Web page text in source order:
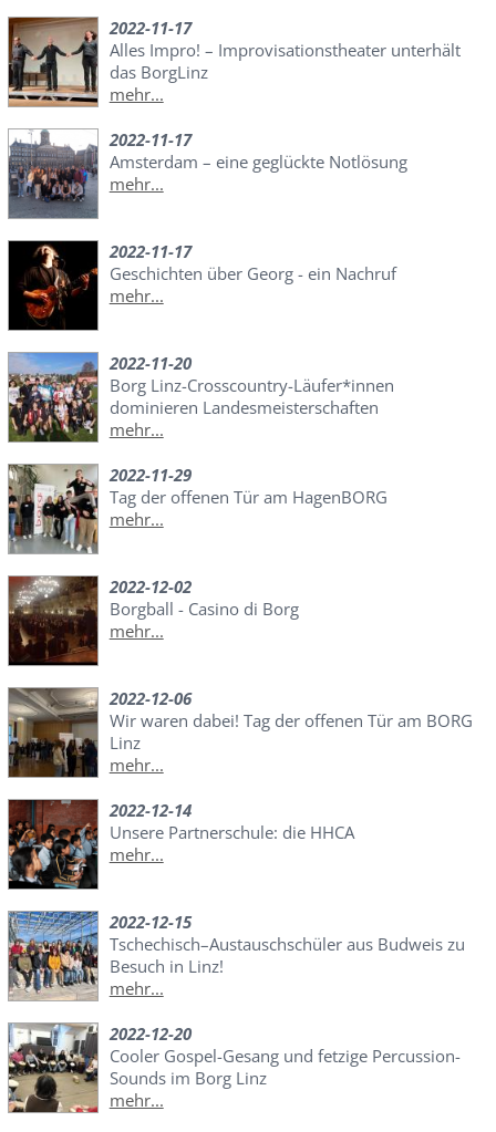
2022-11-17
Alles Impro! – Improvisationstheater unterhält
das BorgLinz
mehr...
2022-11-17
Amsterdam – eine geglückte Notlösung
mehr...
2022-11-17
Geschichten über Georg - ein Nachruf
mehr...
2022-11-20
Borg Linz-Crosscountry-Läufer*innen
dominieren Landesmeisterschaften
mehr...
2022-11-29
Tag der offenen Tür am HagenBORG
mehr...
2022-12-02
Borgball - Casino di Borg
mehr...
2022-12-06
Wir waren dabei! Tag der offenen Tür am BORG
Linz
mehr...
2022-12-14
Unsere Partnerschule: die HHCA
mehr...
2022-12-15
Tschechisch–Austauschschüler aus Budweis zu
Besuch in Linz!
mehr...
2022-12-20
Cooler Gospel-Gesang und fetzige Percussion-
Sounds im Borg Linz
mehr...